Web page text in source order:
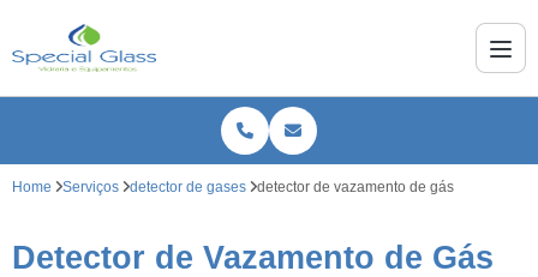
Home Serviços detector de gases detector de vazamento de gás
Detector de Vazamento de Gás